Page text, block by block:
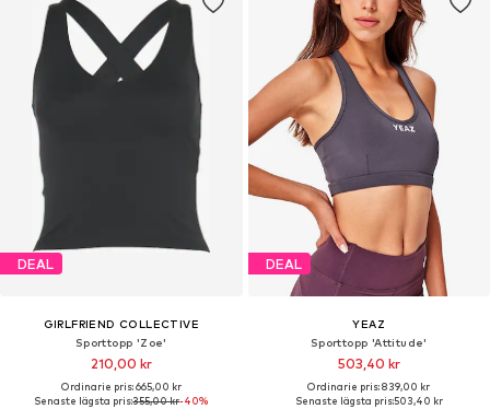
DEAL
GIRLFRIEND COLLECTIVE
Sporttopp 'Zoe'
210,00 kr
Ordinarie pris: 665,00 kr
Senaste lägsta pris:355,00 kr-40%
DEAL
YEAZ
Sporttopp 'Attitude'
503,40 kr
Ordinarie pris: 839,00 kr
Senaste lägsta pris:503,40 kr